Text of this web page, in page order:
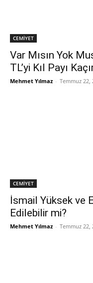
CEMİYET
Var Mısın Yok
TL’yi Kıl Payı
Mehmet Yılmaz - Temmuz 22,
CEMİYET
İsmail Yüksek ve
Edilebilir mi?
Mehmet Yılmaz - Temmuz 22,